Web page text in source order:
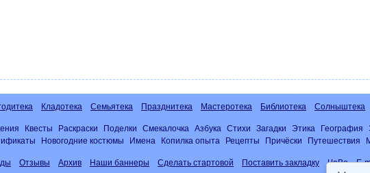
Кладотека Семьятека Празднитека Мастеротека Библиотека Солныштека
Квесты Раскраски Поделки Смекалочка Азбука Стихи Загадки Этика География
Новогодние костюмы Имена Копилка опыта Рецепты Причёски Путешествия
Отзывы Архив Наши баннеры Сделать стартовой Поставить закладку ЧаВо E-